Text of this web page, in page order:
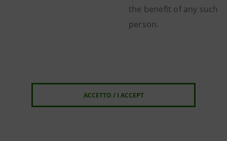
the benefit of any such
person.
ACCETTO / I ACCEPT